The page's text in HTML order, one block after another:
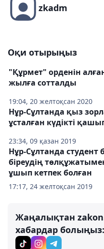
zkadm
Оқи отырыңыз
19:04, 20 желтоқсан 2020
"Құрмет" орденін
жылға сотталды
23:34, 09 қазан 2019
Нұр-Сұлтанда қыз
ұсталған күдікті
17:17, 24 желтоқсан 2019
Нұр-Сұлтанда студент
біреудің
ұшып кетпек болған
Жаңалықтан
хабардар болыңыз: